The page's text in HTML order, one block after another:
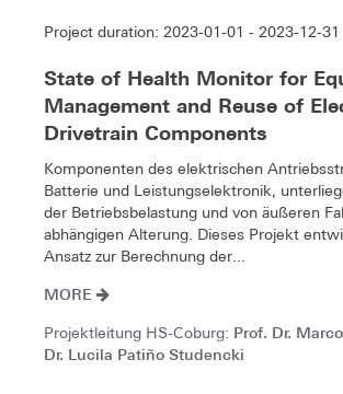
Project duration: 2023-01-01 - 2023-12-31
State of Health Monitor for
Management and Reuse of
Drivetrain Components
Komponenten des elektrischen
Batterie und Leistungselektronik,
der Betriebsbelastung und von äußeren
abhängigen Alterung. Dieses Projekt
Ansatz zur Berechnung der...
MORE
Projektleitung HS-Coburg: Prof. Dr.
Dr. Lucila Patiño Studencki